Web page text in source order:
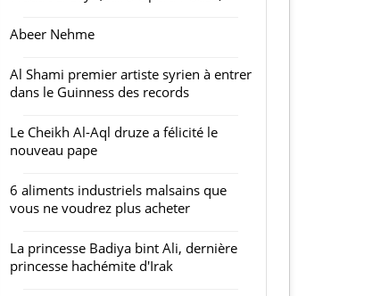
Abeer Nehme
Al Shami premier artiste syrien à entrer
dans le Guinness des records
Le Cheikh Al-Aql druze a félicité le
nouveau pape
6 aliments industriels malsains que
vous ne voudrez plus acheter
La princesse Badiya bint Ali, dernière
princesse hachémite d'Irak